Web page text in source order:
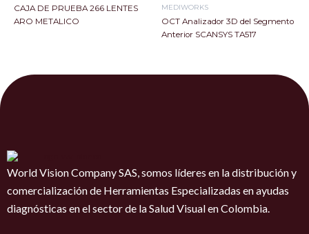
CAJA DE PRUEBA 266 LENTES
ARO METALICO
MEDIWORKS
OCT Analizador 3D del Segmento
Anterior SCANSYS TA517
World Vision Company SAS, somos líderes en la distribución y
comercialización de Herramientas Especializadas en ayudas
diagnósticas en el sector de la Salud Visual en Colombia.